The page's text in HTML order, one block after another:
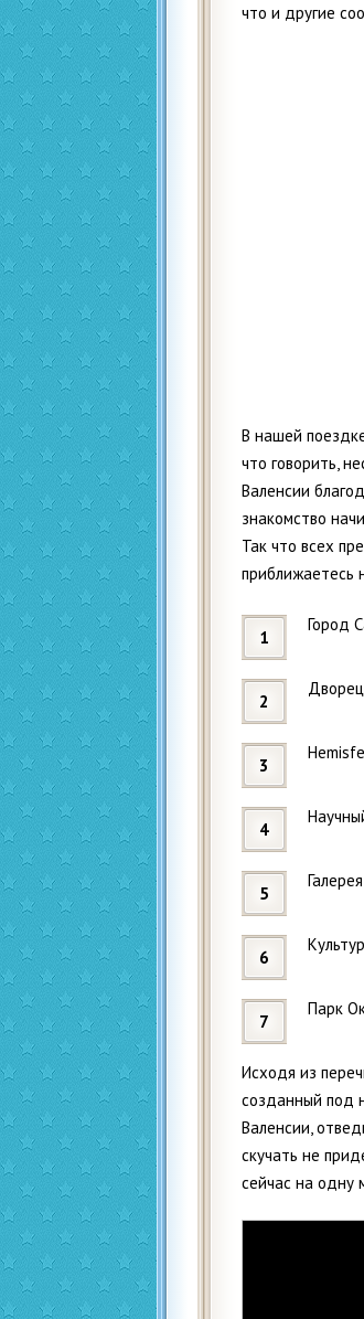
что и другие
В нашей
что говорить,
Валенсии
знакомство
Так что всех
приближаетесь
Город
Парк
Исходя из
созданный под
Валенсии,
скучать не
сейчас на одну